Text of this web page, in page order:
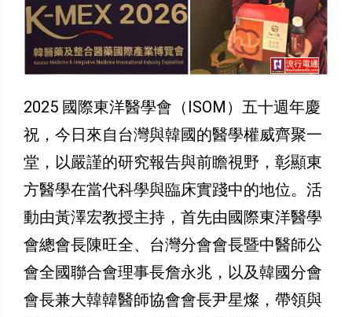
2025 國際東洋醫學會（ISOM）五十週年慶
祝，今日來自台灣與韓國的醫學權威齊聚一
堂，以嚴謹的研究報告與前瞻視野，彰顯東
方醫學在當代科學與臨床實踐中的地位。活
動由黃澤宏教授主持，首先由國際東洋醫學
會總會長陳旺全、台灣分會會長暨中醫師公
會全國聯合會理事長詹永兆，以及韓國分會
會長兼大韓韓醫師協會會長尹星燦，帶領與